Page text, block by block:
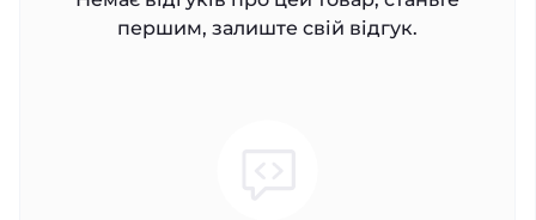
першим, залиште свій відгук.